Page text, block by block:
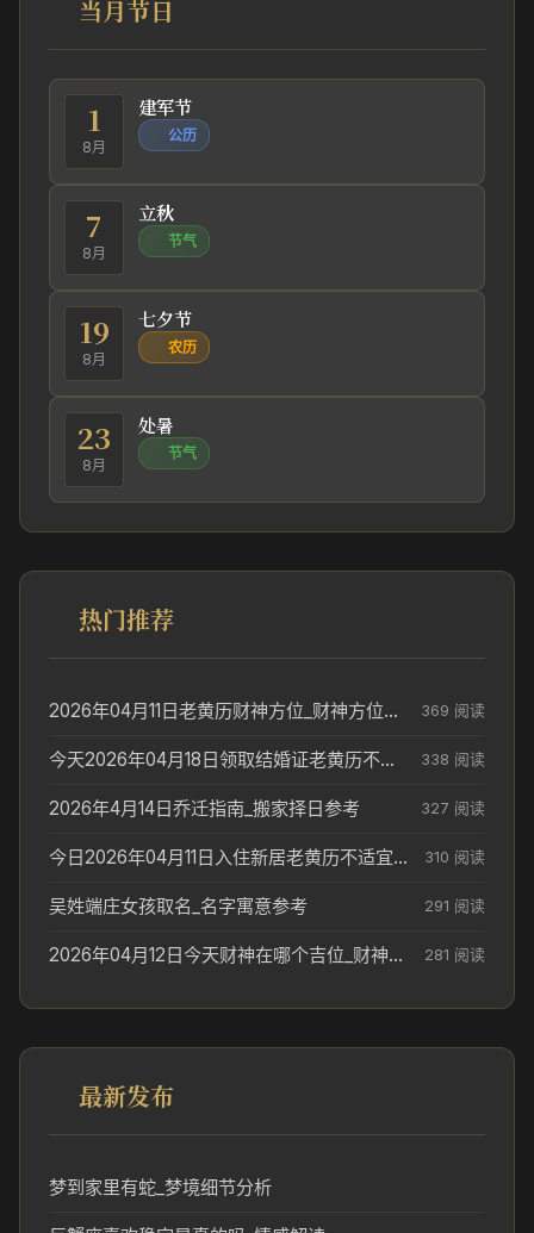
当月节日
1
8月
建军节
公历
7
8月
立秋
节气
19
8月
七夕节
农历
23
8月
处暑
节气
热门推荐
2026年04月11日老黄历财神方位_财神方位与供奉讲究 369 阅读
今天2026年04月18日领取结婚证老黄历不适合吗_领证日期参考 338 阅读
2026年4月14日乔迁指南_搬家择日参考 327 阅读
今日2026年04月11日入住新居老黄历不适宜吗_搬家择日参考 310 阅读
吴姓端庄女孩取名_名字寓意参考 291 阅读
2026年04月12日今天财神在哪个吉位_财神方位参考 281 阅读
最新发布
梦到家里有蛇_梦境细节分析